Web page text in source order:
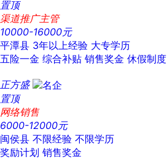
置顶
渠道推广主管
10000-16000元
平潭县 3年以上经验 大专学历
五险一金 综合补贴 销售奖金 休假制度
正方盛
置顶
网络销售
6000-12000元
闽侯县 不限经验 不限学历
奖励计划 销售奖金